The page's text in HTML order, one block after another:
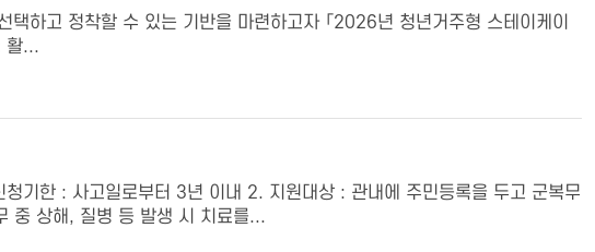
하고 정착할 수 있는 기반을 마련하고자 「2026년 청년거주형 스테이케이
활...
기한 : 사고일로부터 3년 이내 2. 지원대상 : 관내에 주민등록을 두고 군복무
중 상해, 질병 등 발생 시 치료를...